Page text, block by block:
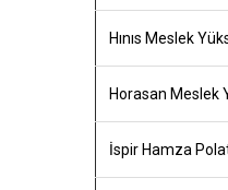
Hınıs Meslek
Horasan Meslek
İspir Hamza